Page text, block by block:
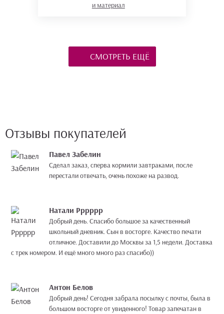
и материал
СМОТРЕТЬ ЕЩЁ
Отзывы покупателей
Павел Забелин
Сделал заказ, сперва кормили завтраками, после
перестали отвечать, очень похоже на развод.
Натали Рррррр
Добрый день. Спасибо большое за качественный
школьный дневник. Сын в восторге. Качество печати
отличное. Доставили до Москвы за 1,5 недели. Доставка
с трек номером. И ещё много много раз спасибо))
Антон Белов
Добрый день! Сегодня забрала посылку с почты, была в
большом восторге от увиденного! Товар запечатан в